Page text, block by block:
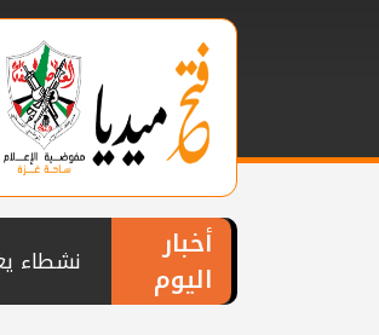
أخبار
اليوم